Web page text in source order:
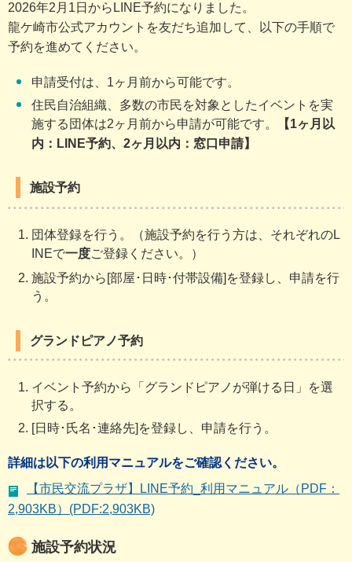
2026年2月1日からLINE予約になりました。
龍ケ崎市公式アカウントを友だち追加して、以下の手順で
予約を進めてください。
申請受付は、1ヶ月前から可能です。
住民自治組織、多数の市民を対象としたイベントを実
施する団体は2ヶ月前から申請が可能です。
【1ヶ月以
内：LINE予約、2ヶ月以内：窓口申請】
施設予約
団体登録を行う。（施設予約を行う方は、それぞれのL
INEで一度ご登録ください。）
施設予約から[部屋･日時･付帯設備]を登録し、申請を行
う。
グランドピアノ予約
イベント予約から「グランドピアノが弾ける日」を選
択する。
[日時･氏名･連絡先]を登録し、申請を行う。
詳細は以下の利用マニュアルをご確認ください。
【市民交流プラザ】LINE予約_利用マニュアル（PDF：
2,903KB）(PDF:2,903KB)
施設予約状況